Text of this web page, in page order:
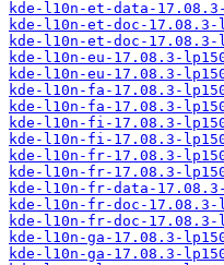
kde-l10n-et-data-
kde-l10n-et-doc-
kde-l10n-et-doc-
kde-l10n-eu-17.08.3-
kde-l10n-eu-17.08.3-
kde-l10n-fa-17.08.3-
kde-l10n-fa-17.08.3-
kde-l10n-fi-17.08.3-
kde-l10n-fi-17.08.3-
kde-l10n-fr-17.08.3-
kde-l10n-fr-17.08.3-
kde-l10n-fr-data-
kde-l10n-fr-doc-
kde-l10n-fr-doc-17.08.3-
kde-l10n-ga-17.08.3-
kde-l10n-ga-17.08.3-